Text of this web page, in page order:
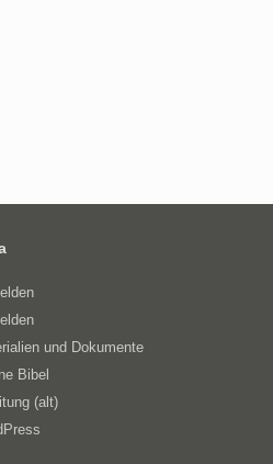
und Dokumente
Bibel
(alt)